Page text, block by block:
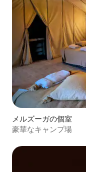
メルズーガの個室
豪華なキャンプ場